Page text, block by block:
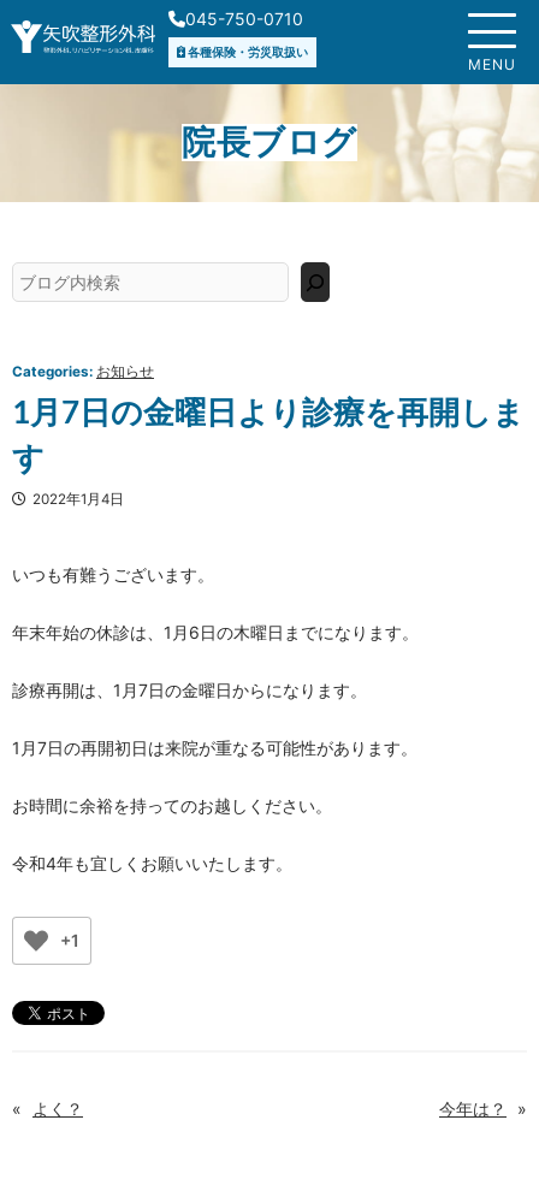
容
ス
045-750-0710
各種保険・労災取扱い
MENU
院長ブログ
検
索
Categories: お知らせ
1月7日の金曜日より診療を再開しま
す
2022年1月4日
いつも有難うございます。
年末年始の休診は、1月6日の木曜日までになります。
診療再開は、1月7日の金曜日からになります。
1月7日の再開初日は来院が重なる可能性があります。
お時間に余裕を持ってのお越しください。
令和4年も宜しくお願いいたします。
+1
« よく？ 今年は？ »